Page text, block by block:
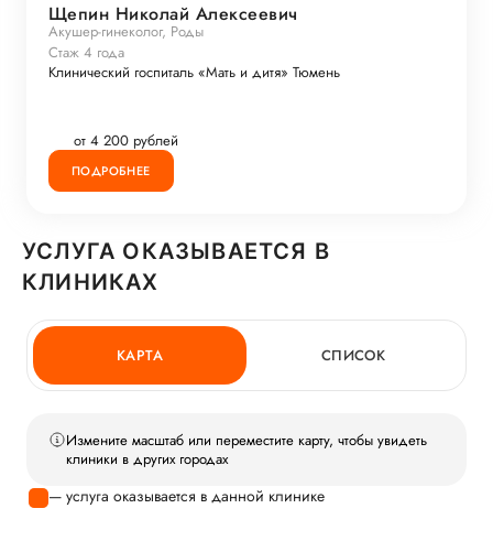
Щепин Николай Алексеевич
Акушер-гинеколог, Роды
Стаж 4 года
Клинический госпиталь «Мать и дитя» Тюмень
от 4 200 рублей
ПОДРОБНЕЕ
УСЛУГА ОКАЗЫВАЕТСЯ В
КЛИНИКАХ
КАРТА СПИСОК
Измените масштаб или переместите карту, чтобы увидеть
клиники в других городах
— услуга оказывается в данной клинике